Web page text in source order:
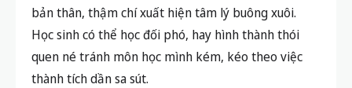
bản thân, thậm chí xuất hiện tâm lý buông xuôi.
Học sinh có thể học đối phó, hay hình thành thói
quen né tránh môn học mình kém, kéo theo việc
thành tích dần sa sút.